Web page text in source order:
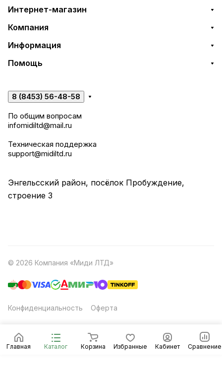
Главная Каталог Корзина Избранные Кабинет Сравнение
Интернет-магазин
Компания
Информация
Помощь
8 (8453) 56-48-58
По общим вопросам
infomidiltd@mail.ru
Техническая поддержка
support@midiltd.ru
Энгельсский район, посёлок Пробуждение,
строение 3
© 2026 Компания «Миди ЛТД»
Конфиденциальность Оферта